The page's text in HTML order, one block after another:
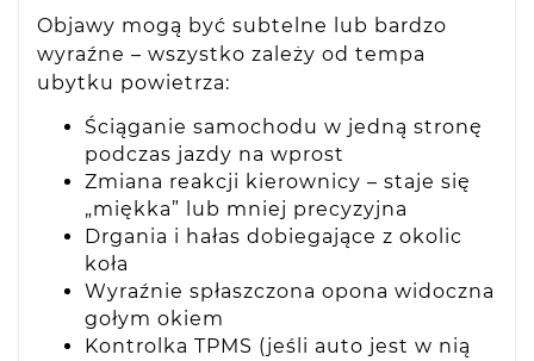
Objawy mogą być subtelne lub bardzo
wyraźne – wszystko zależy od tempa
ubytku powietrza:
Ściąganie samochodu w jedną stronę
podczas jazdy na wprost
Zmiana reakcji kierownicy – staje się
„miękka” lub mniej precyzyjna
Drgania i hałas dobiegające z okolic
koła
Wyraźnie spłaszczona opona widoczna
gołym okiem
Kontrolka TPMS (jeśli auto jest w nią